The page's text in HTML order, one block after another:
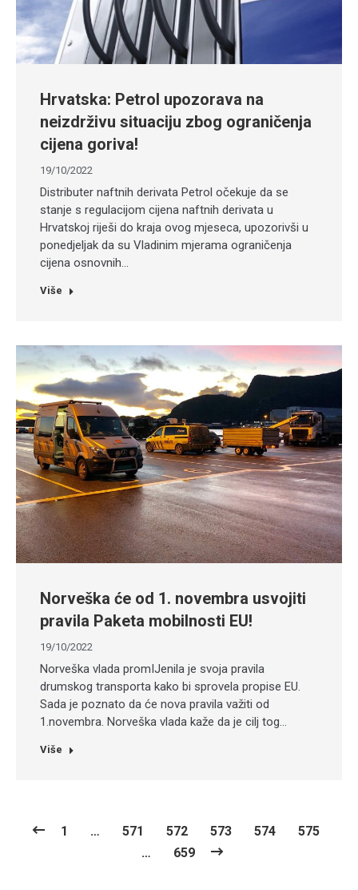
Hrvatska: Petrol upozorava na
neizdrživu situaciju zbog ograničenja
cijena goriva!
19/10/2022
Distributer naftnih derivata Petrol očekuje da se
stanje s regulacijom cijena naftnih derivata u
Hrvatskoj riješi do kraja ovog mjeseca, upozorivši u
ponedjeljak da su Vladinim mjerama ograničenja
cijena osnovnih…
Više
Norveška će od 1. novembra usvojiti
pravila Paketa mobilnosti EU!
19/10/2022
Norveška vlada promIJenila je svoja pravila
drumskog transporta kako bi sprovela propise EU.
Sada je poznato da će nova pravila važiti od
1.novembra. Norveška vlada kaže da je cilj tog…
Više
1 … 571 572 573 574
575
…
659